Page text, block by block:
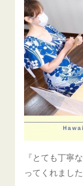
『とても丁寧
ってくれました